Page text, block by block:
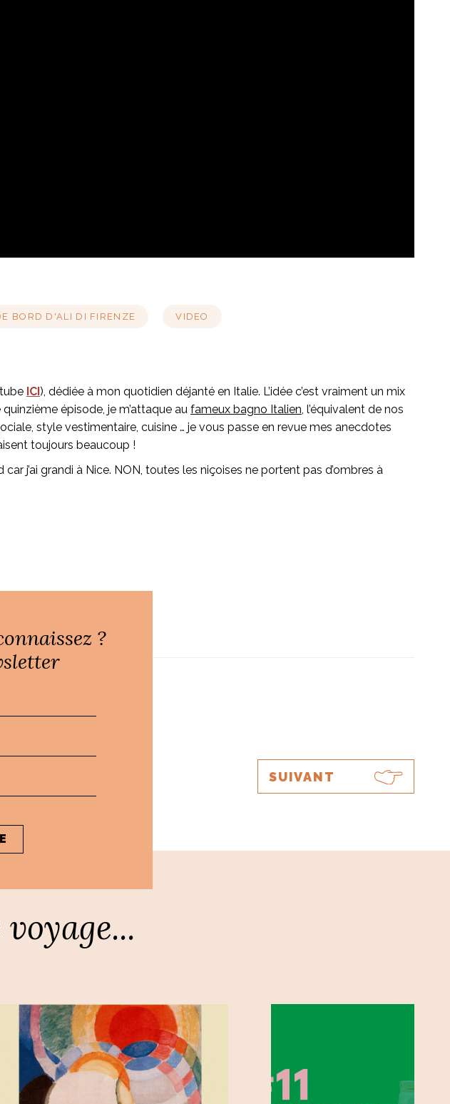
BORD D'ALI DI FIRENZE VIDEO
ICI), dédiée à mon quotidien déjanté en Italie. L’idée c’est vraiment un mix
épisode, je m’attaque au fameux bagno Italien , l’équivalent de nos
style vestimentaire, cuisine … je vous passe en revue mes anecdotes
toujours beaucoup !
j’ai grandi à Nice. NON, toutes les niçoises ne portent pas d’ombres à
SUIVANT
?